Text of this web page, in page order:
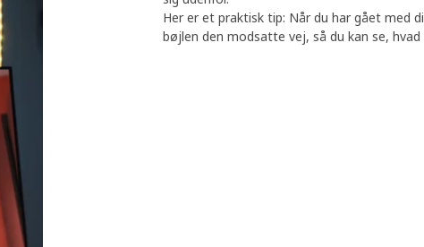
Her er et praktisk tip: Når du har gået med
bøjlen den modsatte vej, så du kan se,